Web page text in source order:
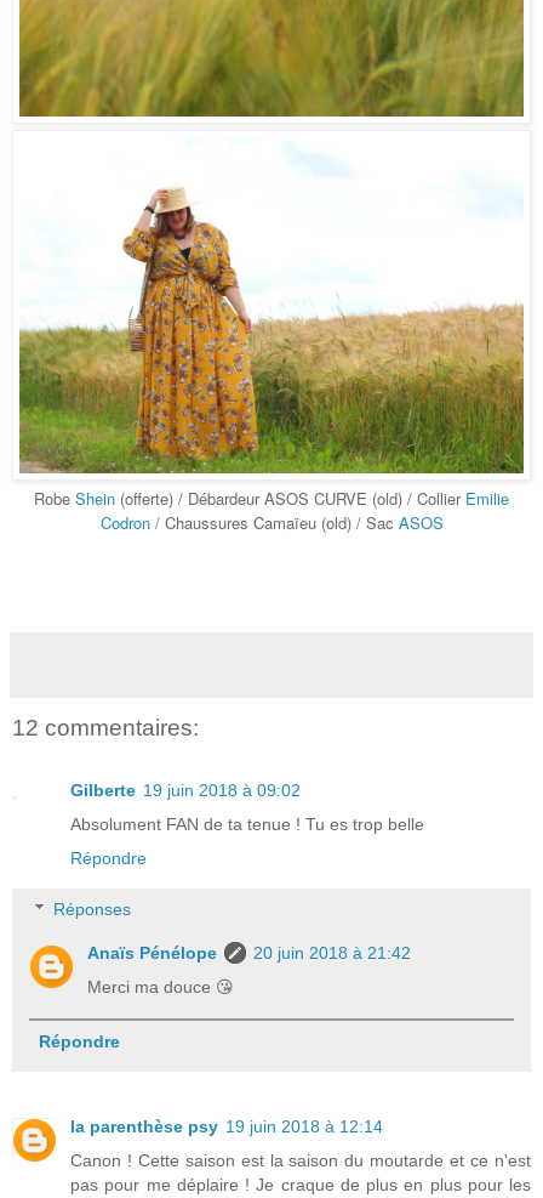
Robe Shein (offerte) / Débardeur ASOS CURVE (old) / Collier Emilie
Codron/ Chaussures Camaïeu (old) / Sac ASOS
12 commentaires:
Gilberte 19 juin 2018 à 09:02
Absolument FAN de ta tenue ! Tu es trop belle
Répondre
Réponses
Anaïs Pénélope
20 juin 2018 à 21:42
Merci ma douce 😘
Répondre
la parenthèse psy 19 juin 2018 à 12:14
Canon ! Cette saison est la saison du moutarde et ce n'est
pas pour me déplaire ! Je craque de plus en plus pour les